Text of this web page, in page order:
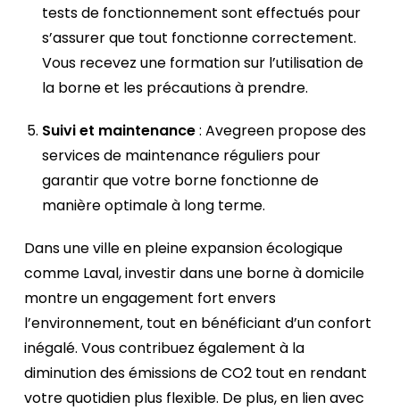
tests de fonctionnement sont effectués pour
s’assurer que tout fonctionne correctement.
Vous recevez une formation sur l’utilisation de
la borne et les précautions à prendre.
Suivi et maintenance: Avegreen propose des
services de maintenance réguliers pour
garantir que votre borne fonctionne de
manière optimale à long terme.
Dans une ville en pleine expansion écologique
comme Laval, investir dans une borne à domicile
montre un engagement fort envers
l’environnement, tout en bénéficiant d’un confort
inégalé. Vous contribuez également à la
diminution des émissions de CO2 tout en rendant
votre quotidien plus flexible. De plus, en lien avec